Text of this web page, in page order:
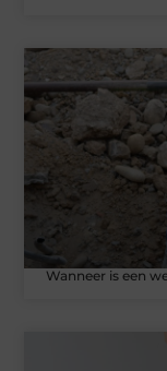
Wanneer is een